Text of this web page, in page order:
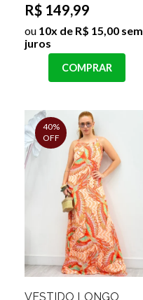
R$ 149,99
ou 10x de R$ 15,00 sem
juros
COMPRAR
40%
OFF
VESTIDO LONGO